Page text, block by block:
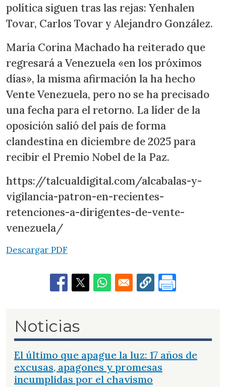
política siguen tras las rejas: Yenhalen
Tovar, Carlos Tovar y Alejandro González.
María Corina Machado ha reiterado que
regresará a Venezuela «en los próximos
días», la misma afirmación la ha hecho
Vente Venezuela, pero no se ha precisado
una fecha para el retorno. La líder de la
oposición salió del país de forma
clandestina en diciembre de 2025 para
recibir el Premio Nobel de la Paz.
https://talcualdigital.com/alcabalas-y-
vigilancia-patron-en-recientes-
retenciones-a-dirigentes-de-vente-
venezuela/
Descargar PDF
Noticias
El último que apague la luz: 17 años de
excusas, apagones y promesas
incumplidas por el chavismo